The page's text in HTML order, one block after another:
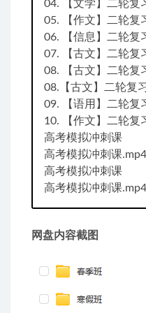
04. 【文学】二轮复
05. 【作文】二轮复
06. 【信息】二轮复
07. 【古文】二轮复
08. 【古文】二轮复
08.【古文】二轮复
09. 【语用】二轮复
10. 【作文】二轮复
高考模拟冲刺课
高考模拟冲刺课.mp4
高考模拟冲刺课
高考模拟冲刺课.mp4
网盘内容截图